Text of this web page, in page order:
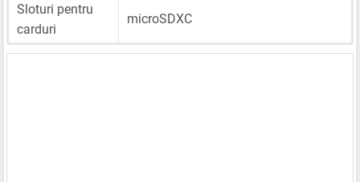
Sloturi pentru
carduri
microSDXC